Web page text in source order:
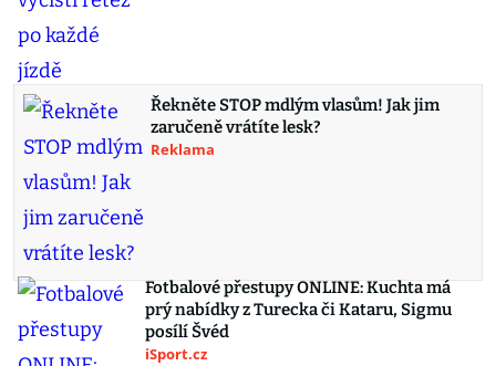
Řekněte STOP mdlým vlasům! Jak jim
zaručeně vrátíte lesk?
Reklama
Fotbalové přestupy ONLINE: Kuchta má
prý nabídky z Turecka či Kataru, Sigmu
posílí Švéd
iSport.cz